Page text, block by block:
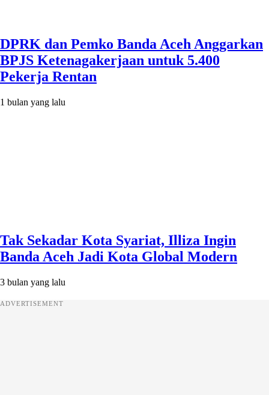
DPRK dan Pemko Banda Aceh Anggarkan
BPJS Ketenagakerjaan untuk 5.400
Pekerja Rentan
1 bulan yang lalu
Tak Sekadar Kota Syariat, Illiza Ingin
Banda Aceh Jadi Kota Global Modern
3 bulan yang lalu
ADVERTISEMENT